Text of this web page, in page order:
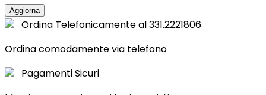
Ordina Telefonicamente al 331.2221806
Ordina comodamente via telefono
Pagamenti Sicuri